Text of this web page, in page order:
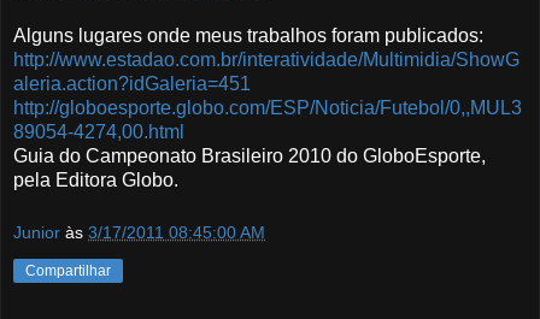
Alguns lugares onde meus trabalhos foram publicados:
http://www.estadao.com.br/interatividade/Multimidia/ShowG
aleria.action?idGaleria=451
http://globoesporte.globo.com/ESP/Noticia/Futebol/0,,MUL3
89054-4274,00.html
Guia do Campeonato Brasileiro 2010 do GloboEsporte,
pela Editora Globo.
Junior às 3/17/2011 08:45:00 AM
Compartilhar